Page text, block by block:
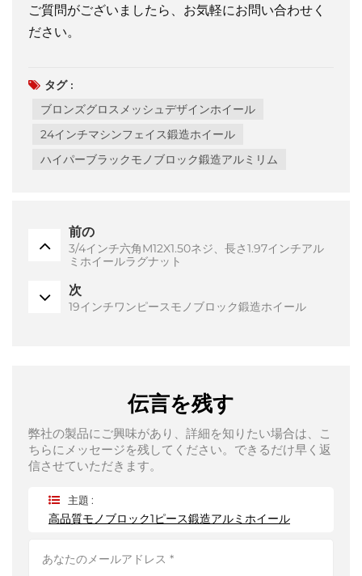
ご質問がございましたら、お気軽にお問い合わせく
ださい。
タグ :
ブロンズグロスメッシュデザインホイール
24インチマシンフェイス鍛造ホイール
ハイパーブラックモノブロック鍛造アルミリム
前の
3/4インチ六角M12X1.50ネジ、長さ1.97インチアル
ミホイールラグナット
次
19インチワンピースモノブロック鍛造ホイール
伝言を残す
弊社の製品にご興味があり、詳細を知りたい場合は、こ
ちらにメッセージを残してください。できるだけ早く返
信させていただきます。
主題 :
高品質モノブロック1ピース鍛造アルミホイール